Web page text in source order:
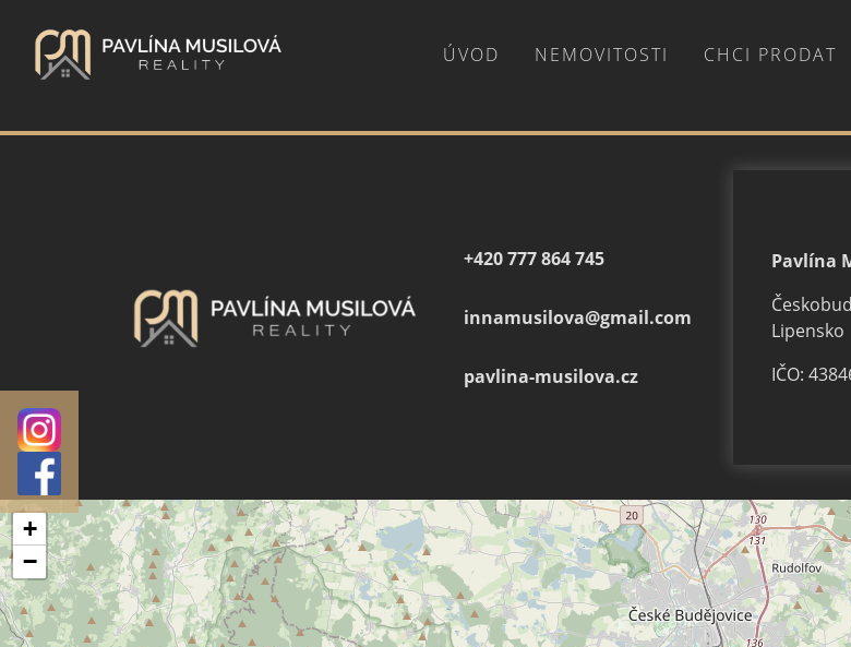
ÚVOD NEMOVITOSTI CHCI PRODAT
Zpět naNovinky a inspirace
+420 777 864 745
innamusilova@gmail.com
pavlina-musilova.cz
Pavlína
Lipensko
IČO:
+
−